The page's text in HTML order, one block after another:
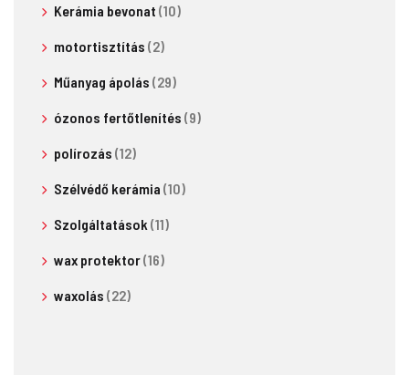
Kerámia bevonat (10)
motortisztítás (2)
Műanyag ápolás (29)
ózonos fertőtlenítés (9)
polírozás (12)
Szélvédő kerámia (10)
Szolgáltatások (11)
wax protektor(16)
waxolás (22)